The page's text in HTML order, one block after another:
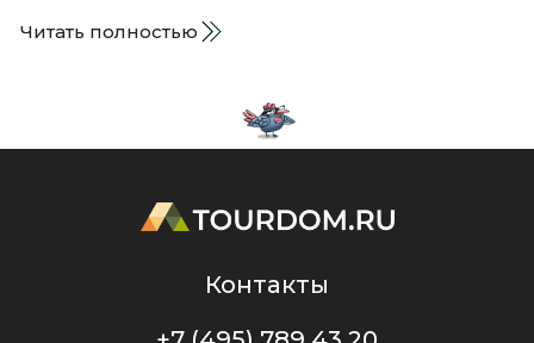
Читать полностью
Контакты